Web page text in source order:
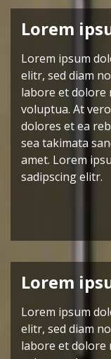
Lorem
Lorem ipsum
elitr, sed diam
labore et dolore
voluptua. At
dolores et ea
sea takimata
amet. Lorem
sadipscing elitr.
Lorem
Lorem ipsum
elitr, sed diam
labore et dolore